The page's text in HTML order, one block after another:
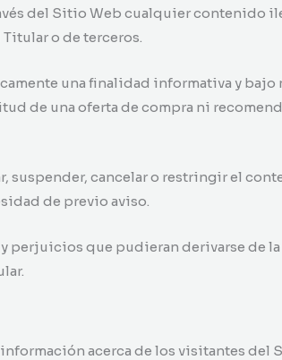
del Sitio Web cualquier contenido
o de terceros.
una finalidad informativa y
de una oferta de compra ni
suspender, cancelar o restringir el
de previo aviso.
y perjuicios que pudieran derivarse de
acerca de los visitantes del